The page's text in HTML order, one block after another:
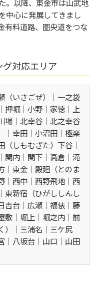
。以降、東金市は山武地
中心に発展してきまし
有料道路、圏央道をつな
対応エリア
いさごぜ）│一之袋
押堀│小野│家徳│上
場│北幸谷│北之幸谷
│幸田│小沼田│極楽
しもむざた）下谷│
関内│関下│高倉│滝
東金│殿廻（とのま
│西中│西野飛地│西
新宿（ひがししんし
吉台│広瀬│福俵│藤
敷│堀上│堀之内│前
）│三浦名│三ケ尻
│八坂台│山口│山田